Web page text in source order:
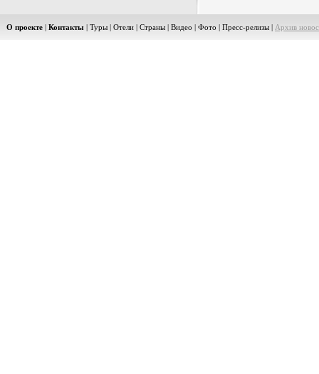
О проекте | Контакты | Туры | Отели | Страны | Видео | Фото | Пресс-релизы | Архив